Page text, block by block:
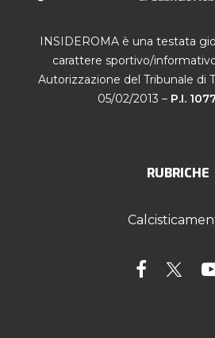
INSIDEROMA è una testata
carattere sportivo/
Autorizzazione del Tribunale di
05/02/2013 – P.I.
RUBRICHE